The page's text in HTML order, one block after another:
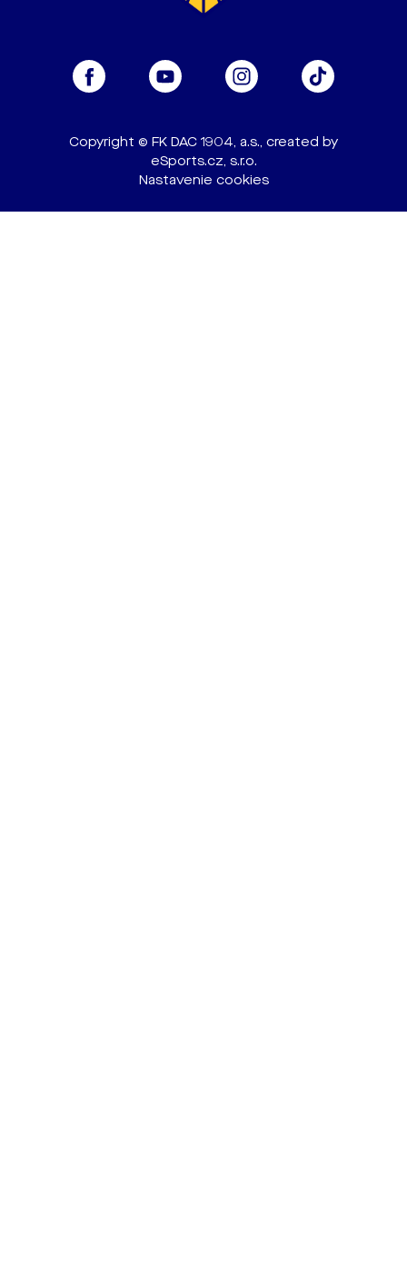
Copyright © FK DAC 1904, a.s., created by
eSports.cz, s.r.o.
Nastavenie cookies